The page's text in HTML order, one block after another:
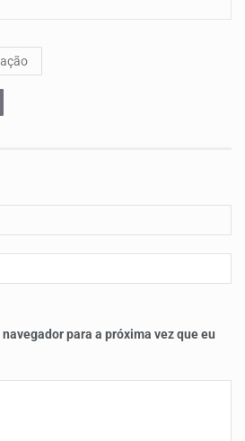
para a próxima vez que eu